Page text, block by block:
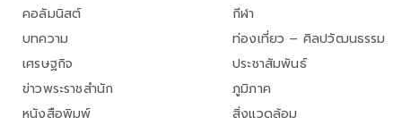
คอลัมนิสต์
บทความ
เศรษฐกิจ
ข่าวพระราชสำนัก
หนังสือพิมพ์
กีฬา
ท่องเที่ยว – ศิลปวัฒนธรรม
ประชาสัมพันธ์
ภูมิภาค
สิ่งแวดล้อม